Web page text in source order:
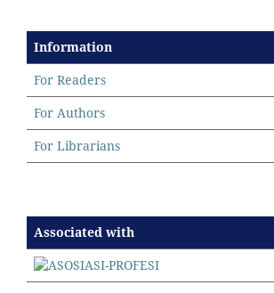
Information
For Readers
For Authors
For Librarians
Associated with